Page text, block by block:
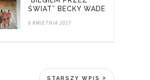
ŚWIAT” BECKY WADE
6 KWIETNIA 2017
STARSZY WPIS